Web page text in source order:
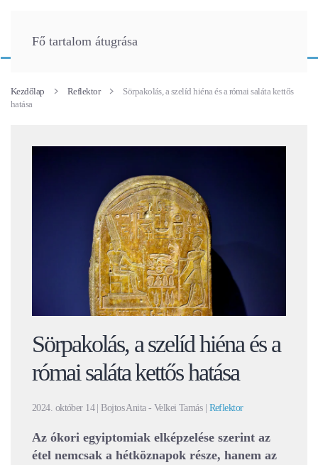
Fő tartalom átugrása
Kezdőlap Reflektor
Sörpakolás, a szelíd hiéna és a római saláta kettős
hatása
Sörpakolás, a szelíd hiéna és a
római saláta kettős hatása
2024. október 14| Bojtos Anita - Velkei Tamás | Reflektor
Az ókori egyiptomiak elképzelése szerint az
étel nemcsak a hétköznapok része, hanem az